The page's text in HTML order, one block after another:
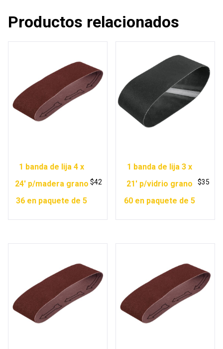
Productos relacionados
1 banda de lija 4 x
24′ p/madera grano
36 en paquete de 5
$42
1 banda de lija 3 x
21′ p/vidrio grano
60 en paquete de 5
$35